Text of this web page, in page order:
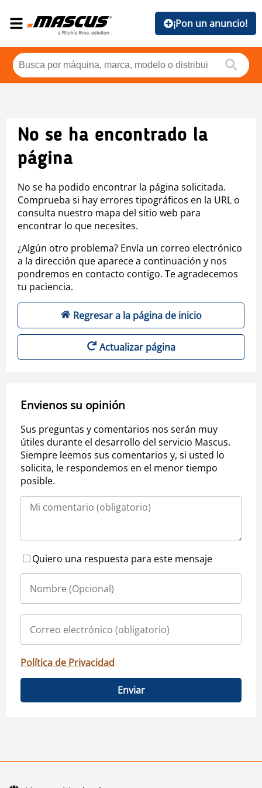
¡Pon un anuncio!
No se ha encontrado la
página
No se ha podido encontrar la página solicitada.
Comprueba si hay errores tipográficos en la URL o
consulta nuestro mapa del sitio web para
encontrar lo que necesites.
¿Algún otro problema? Envía un correo electrónico
a la dirección que aparece a continuación y nos
pondremos en contacto contigo. Te agradecemos
tu paciencia.
Regresar a la página de inicio
Actualizar página
Envienos su opinión
Sus preguntas y comentarios nos serán muy
útiles durante el desarrollo del servicio Mascus.
Siempre leemos sus comentarios y, si usted lo
solicita, le respondemos en el menor tiempo
posible.
Quiero una respuesta para este mensaje
Política de Privacidad
Enviar